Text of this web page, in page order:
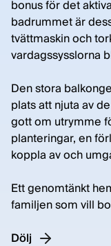
bonus för det
badrummet är
tvättmaskin och
vardagssysslorna
Den stora
plats att njuta av
gott om utrymme
planteringar, en
koppla av och
Ett genomtänkt
familjen som vill
Dölj